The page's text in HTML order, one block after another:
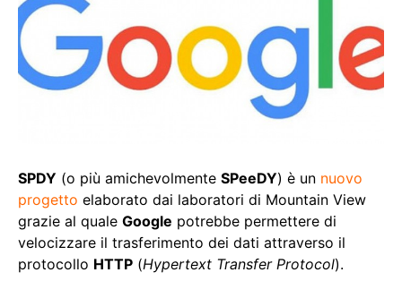
SPDY (o più amichevolmente SPeeDY) è un nuovo
progetto elaborato dai laboratori di Mountain View
grazie al quale Google potrebbe permettere di
velocizzare il trasferimento dei dati attraverso il
protocollo HTTP (Hypertext Transfer Protocol).